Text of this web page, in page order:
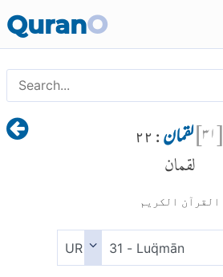
QuranO
[۳۱]لقمان : ۲۲
لقمان
القرآن الكريم